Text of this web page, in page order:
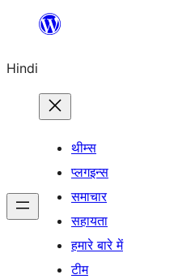
सामग्री
जाएं
Hindi
थीम्स
प्लगइन्स
समाचार
सहायता
हमारे बारे में
टीम